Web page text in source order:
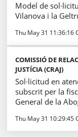
Model de
Vilanova i la
Thu May 31 11:36:16
COMISSIÓ DE
JUSTÍCIA (CRAJ)
Sol·licitud en
subscrit per la
General de la
Thu May 31 10:29:45